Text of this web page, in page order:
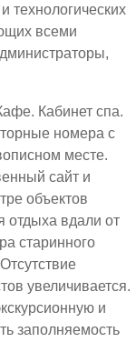
технологических
всеми
Кабинет спа.
номера с
месте.
сайт и
объектов
отдыха вдали от
старинного
увеличивается.
и
заполняемость